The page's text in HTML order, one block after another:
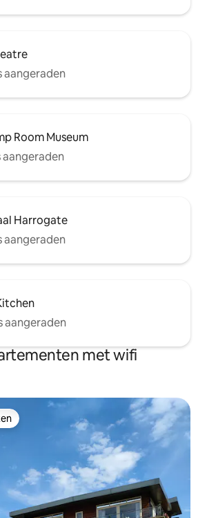
aangeraden
Room Museum
aangeraden
Harrogate
aangeraden
aangeraden
met wifi